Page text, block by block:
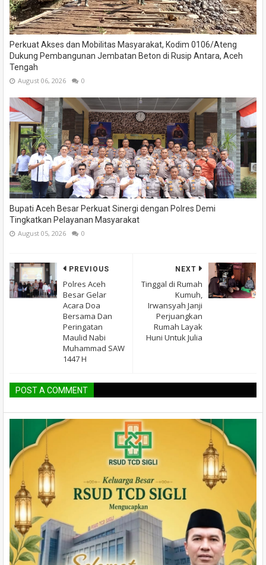
Perkuat Akses dan Mobilitas Masyarakat, Kodim 0106/Ateng
Dukung Pembangunan Jembatan Beton di Rusip Antara, Aceh
Tengah
August 06, 2026 0
Bupati Aceh Besar Perkuat Sinergi dengan Polres Demi
Tingkatkan Pelayanan Masyarakat
August 05, 2026 0
NEXT
Tinggal di Rumah
Kumuh,
Irwansyah Janji
Perjuangkan
Rumah Layak
Huni Untuk Julia
PREVIOUS
Polres Aceh
Besar Gelar
Acara Doa
Bersama Dan
Peringatan
Maulid Nabi
Muhammad SAW
1447 H
POST A COMMENT